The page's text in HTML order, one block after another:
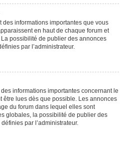
informations importantes que vous
en haut de chaque forum et
possibilité de publier des annonces
par l’administrateur.
informations importantes concernant le
être lues dès que possible. Les annonces
du forum dans lequel elles sont
globales, la possibilité de publier des
par l’administrateur.